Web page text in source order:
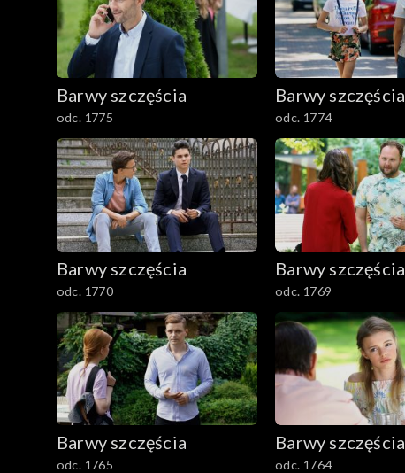
1201–1300
1101–1200
1001–1100
901–1000
801–900
782–800
Barwy szczęścia
odc. 1775
Barwy szczęścia
odc. 1774
Barwy szczęścia
odc. 1770
Barwy szczęścia
odc. 1769
Barwy szczęścia
odc. 1765
Barwy szczęścia
odc. 1764